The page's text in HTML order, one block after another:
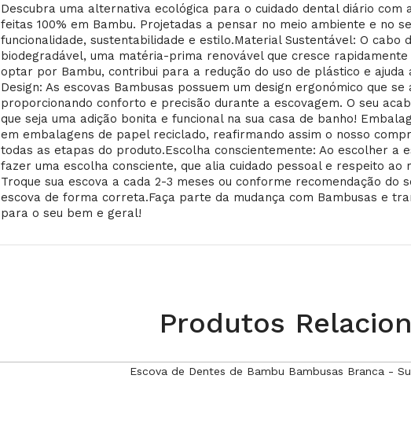
Descubra uma alternativa ecológica para o cuidado dental diário com
feitas 100% em Bambu. Projetadas a pensar no meio ambiente e no
funcionalidade, sustentabilidade e estilo.Material Sustentável: O cabo
biodegradável, uma matéria-prima renovável que cresce rapidamente
optar por Bambu, contribui para a redução do uso de plástico e
Design: As escovas Bambusas possuem um design ergonómico que
proporcionando conforto e precisão durante a escovagem. O seu
que seja uma adição bonita e funcional na sua casa de banho!
em embalagens de papel reciclado, reafirmando assim o nosso
todas as etapas do produto.Escolha conscientemente: Ao escolher a
fazer uma escolha consciente, que alia cuidado pessoal e respeito ao
Troque sua escova a cada 2-3 meses ou conforme recomendação do
escova de forma correta.Faça parte da mudança com Bambusas e
para o seu bem e geral!
Produtos